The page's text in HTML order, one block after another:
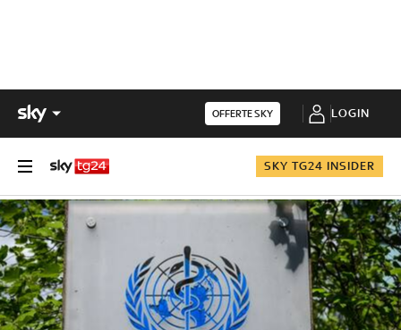
OFFERTE SKY LOGIN
SKY TG24 INSIDER